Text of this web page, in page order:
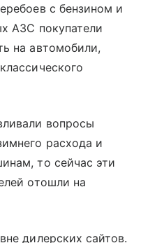
с бензином и
АЗС покупатели
на автомобили,
вопросы
расхода и
то сейчас эти
отошли на
дилерских сайтов.